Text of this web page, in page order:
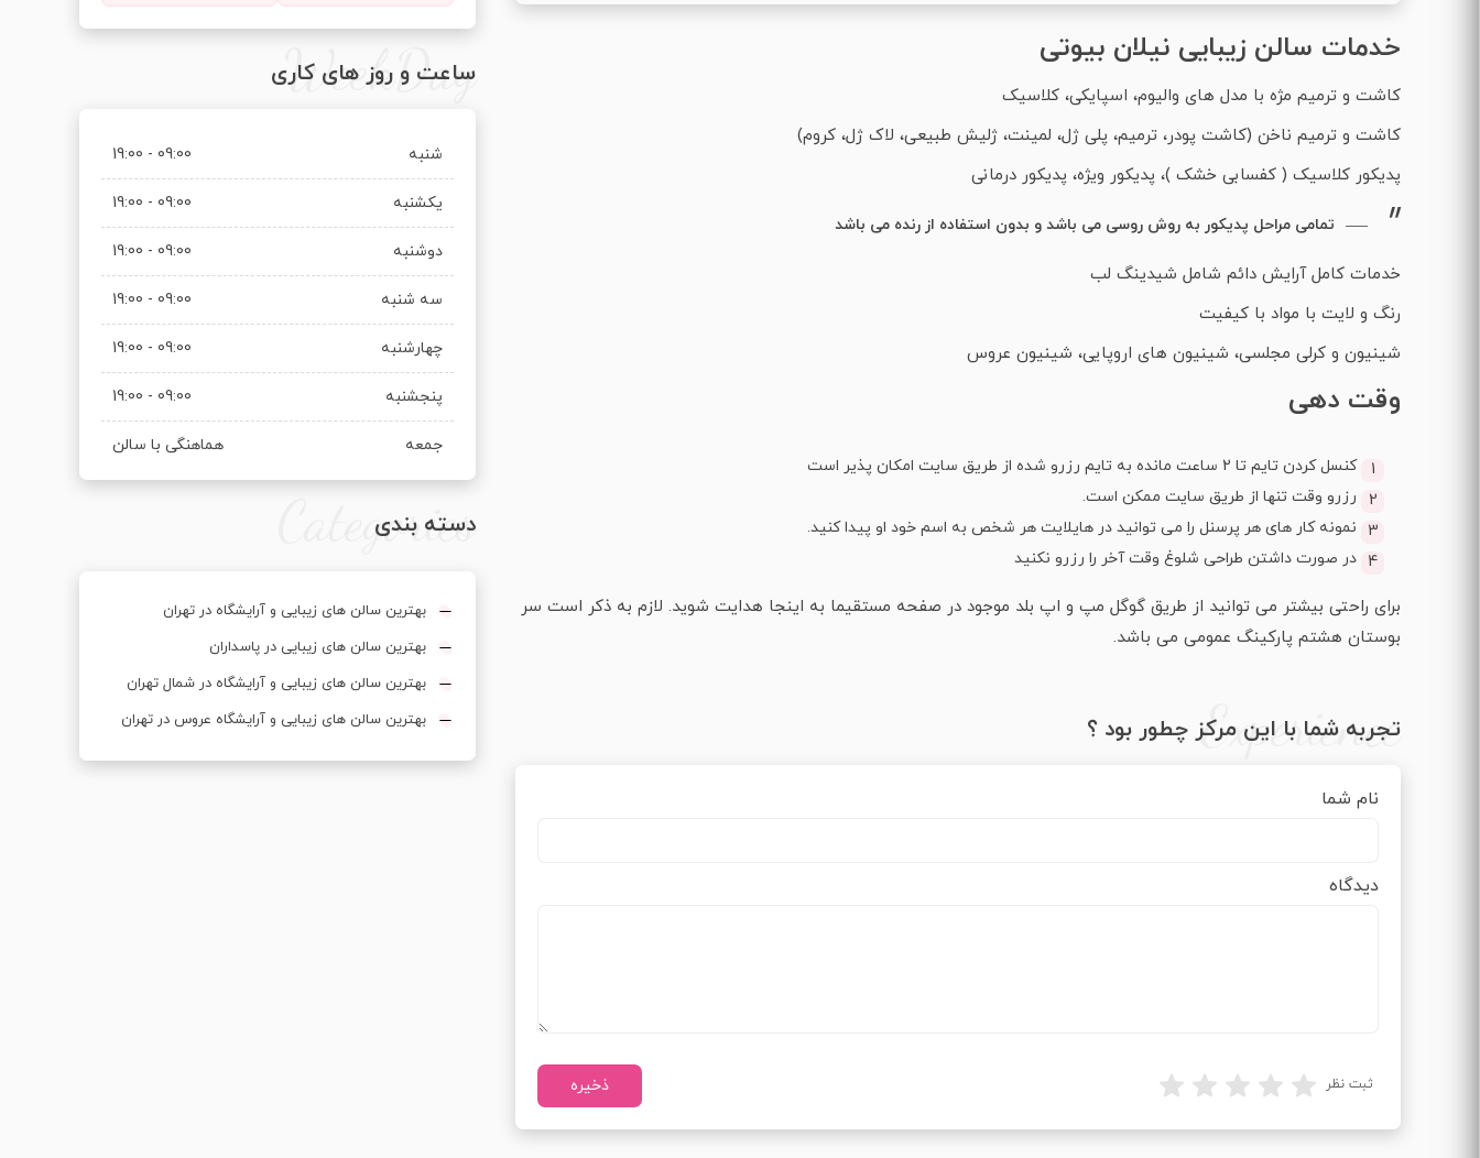
خدمات سالن زیبایی نیلان بیوتی
کاشت و ترمیم مژه با مدل های والیوم، اسپایکی، کلاسیک
کاشت و ترمیم ناخن (کاشت پودر، ترمیم، پلی ژل، لمینت، ژلیش طبیعی، لاک ژل، کروم)
پدیکور کلاسیک ( کفسابی خشک )، پدیکور ویژه، پدیکور درمانی
تمامی مراحل پدیکور به روش روسی می باشد و بدون استفاده از رنده می باشد
خدمات کامل آرایش دائم شامل شیدینگ لب
رنگ و لایت با مواد با کیفیت
شینیون و کرلی مجلسی، شینیون های اروپایی، شینیون عروس
وقت دهی
کنسل کردن تایم تا 2 ساعت مانده به تایم رزرو شده از طریق سایت امکان پذیر است
رزرو وقت تنها از طریق سایت ممکن است.
نمونه کار های هر پرسنل را می توانید در هایلایت هر شخص به اسم خود او پیدا کنید.
در صورت داشتن طراحی شلوغ وقت آخر را رزرو نکنید
برای راحتی بیشتر می توانید از طریق گوگل مپ و اپ بلد موجود در صفحه مستقیما به اینجا هدایت شوید. لازم به ذکر است سر
بوستان هشتم پارکینگ عمومی می باشد.
Experience
تجربه شما با این مرکز چطور بود ؟
نام شما
ثبت نظر
دیدگاه
WeekDay
ساعت و روز های کاری
شنبه 09:00 - 19:00
یکشنبه 09:00 - 19:00
دوشنبه 09:00 - 19:00
سه شنبه 09:00 - 19:00
چهارشنبه 09:00 - 19:00
پنجشنبه 09:00 - 19:00
جمعه هماهنگی با سالن
Categories
دسته بندی
بهترین سالن های زیبایی و آرایشگاه در تهران
بهترین سالن های زیبایی در پاسداران
بهترین سالن های زیبایی و آرایشگاه در شمال تهران
بهترین سالن های زیبایی و آرایشگاه عروس در تهران